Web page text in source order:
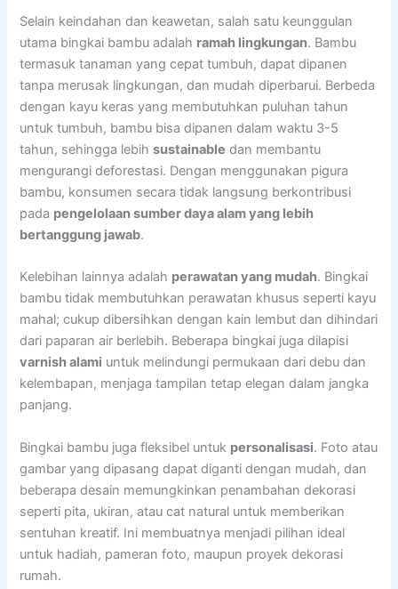
Selain keindahan dan keawetan, salah satu keunggulan
utama bingkai bambu adalah ramah lingkungan. Bambu
termasuk tanaman yang cepat tumbuh, dapat dipanen
tanpa merusak lingkungan, dan mudah diperbarui. Berbeda
dengan kayu keras yang membutuhkan puluhan tahun
untuk tumbuh, bambu bisa dipanen dalam waktu 3-5
tahun, sehingga lebihsustainable dan membantu
mengurangi deforestasi. Dengan menggunakan pigura
bambu, konsumen secara tidak langsung berkontribusi
pada pengelolaan sumber daya alam yang lebih
bertanggung jawab.
Kelebihan lainnya adalah perawatan yang mudah. Bingkai
bambu tidak membutuhkan perawatan khusus seperti kayu
mahal; cukup dibersihkan dengan kain lembut dan dihindari
dari paparan air berlebih. Beberapa bingkai juga dilapisi
varnish alami untuk melindungi permukaan dari debu dan
kelembapan, menjaga tampilan tetap elegan dalam jangka
panjang.
Bingkai bambu juga fleksibel untuk personalisasi. Foto atau
gambar yang dipasang dapat diganti dengan mudah, dan
beberapa desain memungkinkan penambahan dekorasi
seperti pita, ukiran, atau cat natural untuk memberikan
sentuhan kreatif. Ini membuatnya menjadi pilihan ideal
untuk hadiah, pameran foto, maupun proyek dekorasi
rumah.